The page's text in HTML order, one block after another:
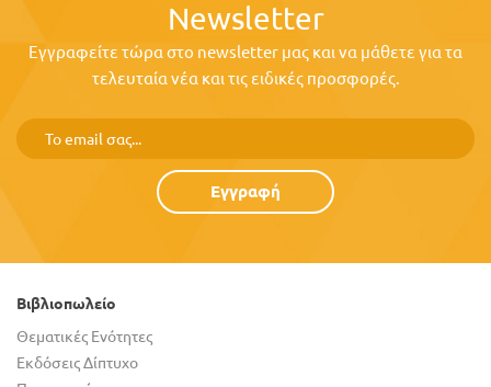
Newsletter
Εγγραφείτε τώρα στο newsletter μας και να μάθετε για τα
τελευταία νέα και τις ειδικές προσφορές.
Εγγραφή
Βιβλιοπωλείο
Θεματικές Ενότητες
Εκδόσεις Δίπτυχο